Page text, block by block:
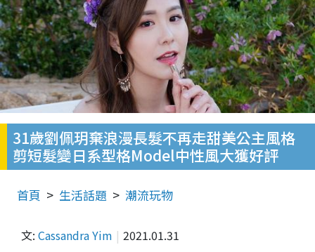
31歲劉佩玥棄浪漫長髮不再走甜美公主風格
剪短髮變日系型格Model中性風大獲好評
首頁 生活話題 潮流玩物
文: Cassandra Yim 2021.01.31